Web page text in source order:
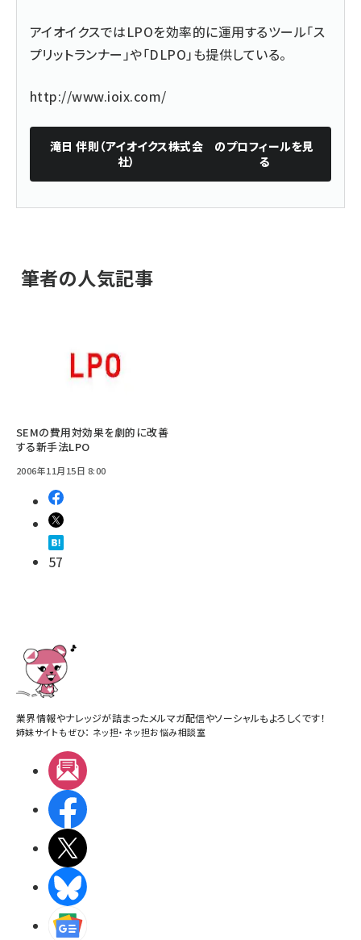
アイオイクスではLPOを効率的に運用するツール「ス
プリットランナー」や「DLPO」も提供している。
http://www.ioix.com/
滝日 伴則（アイオイクス株式会
社）
のプロフィールを見
る
筆者の人気記事
SEMの費用対効果を劇的に改善
する新手法LPO
2006年11月15日 8:00
57
業界情報やナレッジが詰まったメルマガ配信やソーシャルもよろしくです！
姉妹サイトもぜひ： ネッ担・ ネッ担お悩み相談室